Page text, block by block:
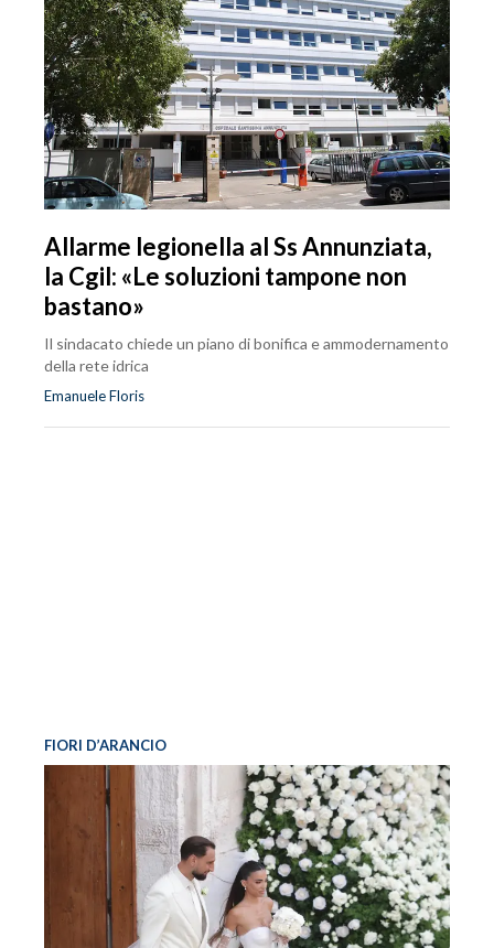
Allarme legionella al Ss Annunziata,
la Cgil: «Le soluzioni tampone non
bastano»
Il sindacato chiede un piano di bonifica e ammodernamento
della rete idrica
Emanuele Floris
FIORI D’ARANCIO